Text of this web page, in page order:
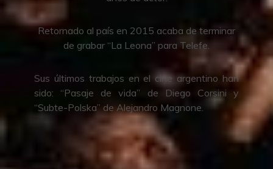
Retornado al país en 2015 acaba de terminar
de grabar “La Leona” para Telefe.
Sus últimos trabajos en el cine argentino han
sido: “Pasaje de vida” de Diego Corsini y
“Subte-Polska” de Alejandro Magnone.